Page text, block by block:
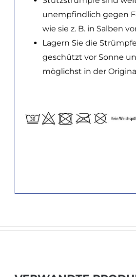
unempfindlich gegen
wie sie z. B. in Salben
Lagern Sie die
geschützt vor Sonne
möglichst in der